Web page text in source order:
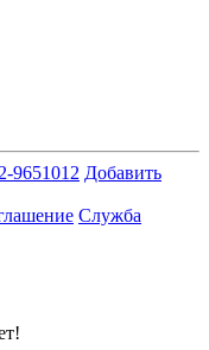
9651012 Добавить
Служба